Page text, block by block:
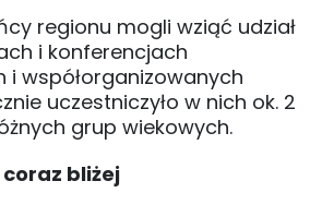
regionu mogli wziąć udział
i konferencjach
i współorganizowanych
uczestniczyło w nich ok. 2
grup wiekowych.
bliżej